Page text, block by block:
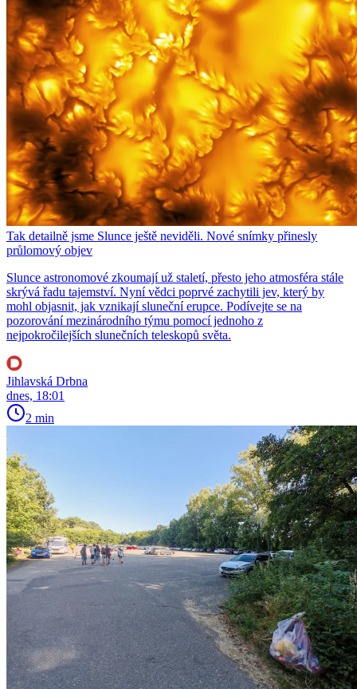
Tak detailně jsme Slunce ještě neviděli. Nové snímky přinesly
průlomový objev
Slunce astronomové zkoumají už staletí, přesto jeho atmosféra stále
skrývá řadu tajemství. Nyní vědci poprvé zachytili jev, který by
mohl objasnit, jak vznikají sluneční erupce. Podívejte se na
pozorování mezinárodního týmu pomocí jednoho z
nejpokročilejších slunečních teleskopů světa.
Jihlavská Drbna
dnes, 18:01
2 min